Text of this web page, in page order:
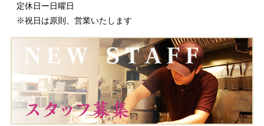
定休日ー日曜日
※祝日は原則、営業いたします